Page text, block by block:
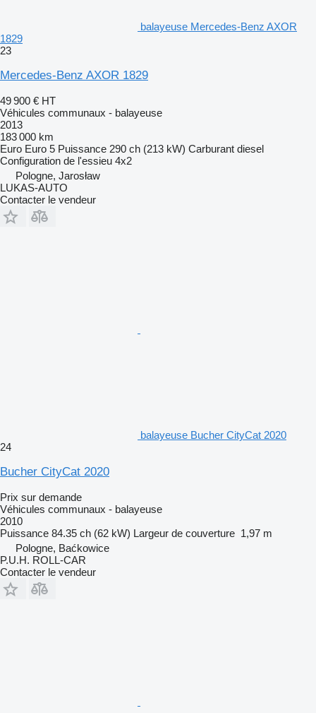
balayeuse Mercedes-Benz AXOR
1829
23
Mercedes-Benz AXOR 1829
49 900 € HT
Véhicules communaux - balayeuse
2013
183 000 km
Euro Euro 5 Puissance 290 ch (213 kW) Carburant diesel
Configuration de l'essieu 4x2
Pologne, Jarosław
LUKAS-AUTO
Contacter le vendeur
balayeuse Bucher CityCat 2020
24
Bucher CityCat 2020
Prix sur demande
Véhicules communaux - balayeuse
2010
Puissance 84.35 ch (62 kW) Largeur de couverture 1,97 m
Pologne, Baćkowice
P.U.H. ROLL-CAR
Contacter le vendeur